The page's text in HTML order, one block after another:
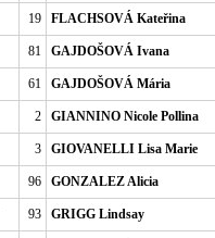
19 FLACHSOVÁ Kateřina
81 GAJDOŠOVÁ Ivana
61 GAJDOŠOVÁ Mária
2 GIANNINO Nicole Pollina
3 GIOVANELLI Lisa Marie
96 GONZALEZ Alicia
93 GRIGG Lindsay